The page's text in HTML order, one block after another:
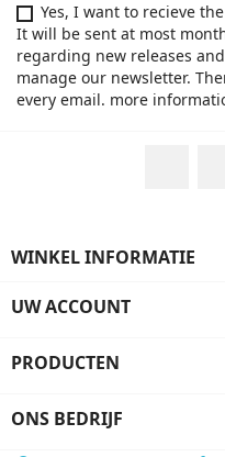
Yes, I want to recieve
It will be sent at most
regarding new releases
manage our newsletter.
every email. more
WINKEL INFORMATIE
UW ACCOUNT
PRODUCTEN
ONS BEDRIJF